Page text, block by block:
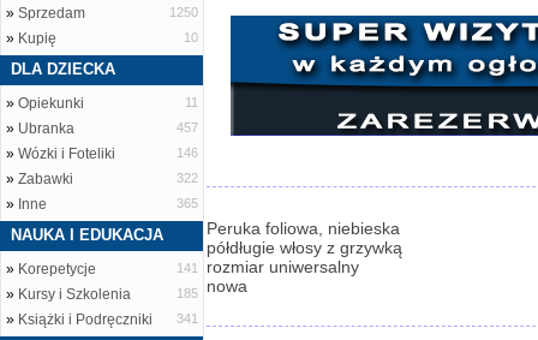
» Sprzedam 1250
» Kupię 10
DLA DZIECKA
» Opiekunki 11
» Ubranka 457
» Wózki i Foteliki 146
» Zabawki 322
» Inne 365
NAUKA I EDUKACJA
» Korepetycje 141
» Kursy i Szkolenia 185
» Książki i Podręczniki 341
Peruka foliowa, niebieska
półdługie włosy z grzywką
rozmiar uniwersalny
nowa